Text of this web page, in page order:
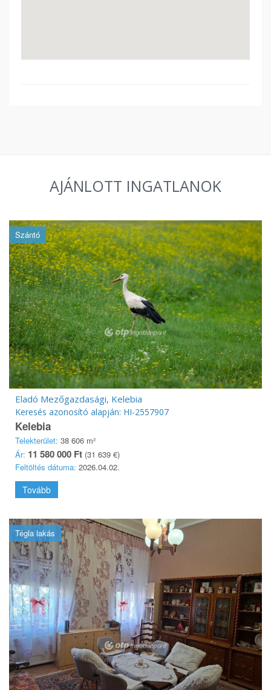
AJÁNLOTT INGATLANOK
Szántó
Eladó Mezőgazdasági, Kelebia
Keresés azonosító alapján: HI-2557907
Kelebia
Telekterület: 38 606 m²
Ár: 11 580 000 Ft (31 639 €)
Feltöltés dátuma: 2026.04.02.
Tovább
Tégla lakás